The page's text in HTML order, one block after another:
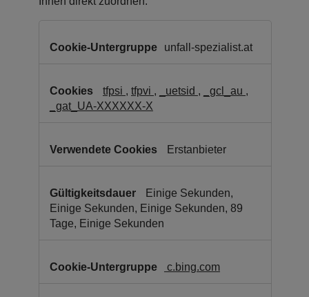
für
US-
Anbieter)
unfall-spezialist.at
tfpsi , tfpvi , _uetsid , _gcl_au ,
_gat_UA-XXXXXX-X
Erstanbieter
Einige Sekunden,
Einige Sekunden, Einige Sekunden, 89
Tage, Einige Sekunden
c.bing.com